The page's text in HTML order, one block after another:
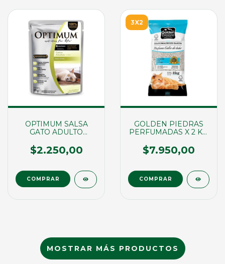
OPTIMUM SALSA
GATO ADULTO
(03034)
$2.250,00
3X2
GOLDEN PIEDRAS
PERFUMADAS X 2 KG.
$7.950,00
MOSTRAR MÁS PRODUCTOS